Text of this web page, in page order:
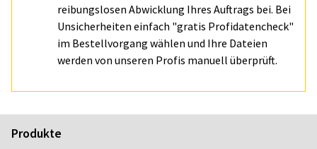
reibungslosen Abwicklung Ihres Auftrags bei. Bei
Unsicherheiten einfach "gratis Profidatencheck"
im Bestellvorgang wählen und Ihre Dateien
werden von unseren Profis manuell überprüft.
Produkte